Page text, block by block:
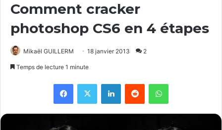
Comment cracker
photoshop CS6 en 4 étapes
Mikaël GUILLERM 18 janvier 2013 2
Temps de lecture 1 minute